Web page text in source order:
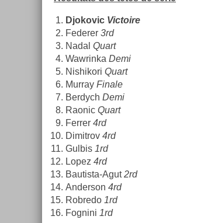
Djokovic Vic­toire
Feder­er 3rd
Nadal Quart
Waw­rinka Demi
Nis­hikori Quart
Mur­ray Fin­ale
Be­rdych Demi
Raonic Quart
Ferr­er 4rd
Di­mit­rov 4rd
Gul­bis 1rd
Lopez 4rd
Bautista-Agut2rd
An­der­son 4rd
Rob­redo 1rd
Fog­nini 1rd